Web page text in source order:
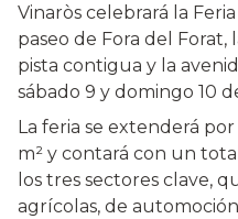
Vinaròs celebrará la
paseo de Fora del
pista contigua y la
sábado 9 y domingo 10
La feria se extenderá
m² y contará con un
los tres sectores clave,
agrícolas, de